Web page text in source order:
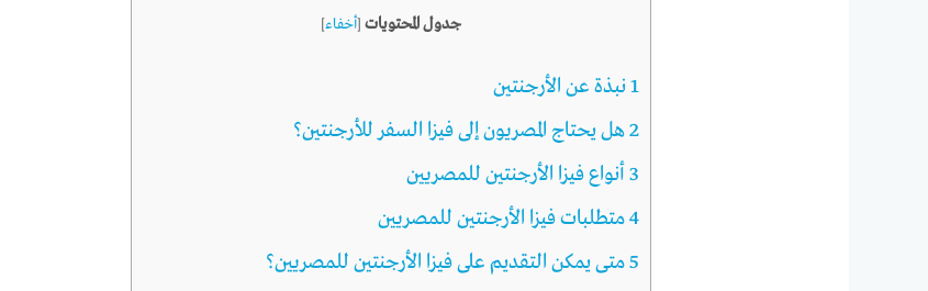
جدول المحتويات [أخفاء]
1نبذة عن الأرجنتين
2هل يحتاج المصريون إلى فيزا السفر للأرجنتين؟
3أنواع فيزا الأرجنتين للمصريين
4متطلبات فيزا الأرجنتين للمصريين
5متى يمكن التقديم على فيزا الأرجنتين للمصريين؟